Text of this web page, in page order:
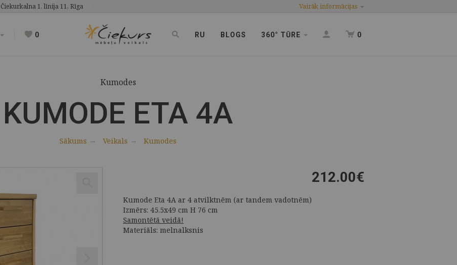
Vairāk informācijas
Čiekurkalna 1. līnija 11, Rīga
0 RU BLOGS 360° TŪRE 0
Kumodes
KUMODE ETA 4A
Sākums Veikals Kumodes
212.00€
Kumode Eta 4A ar 4 atvilktnēm (ar tandem vadotnēm)
Izmērs: 45.5x49 cm H 76 cm
Samontētā veidā!
Materiāls: melnalksnis